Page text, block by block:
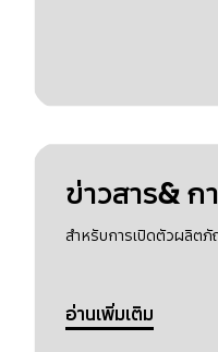
ข่าวสาร& ก
สำหรับการเปิดตัวผลิต
อ่านเพิ่มเติม